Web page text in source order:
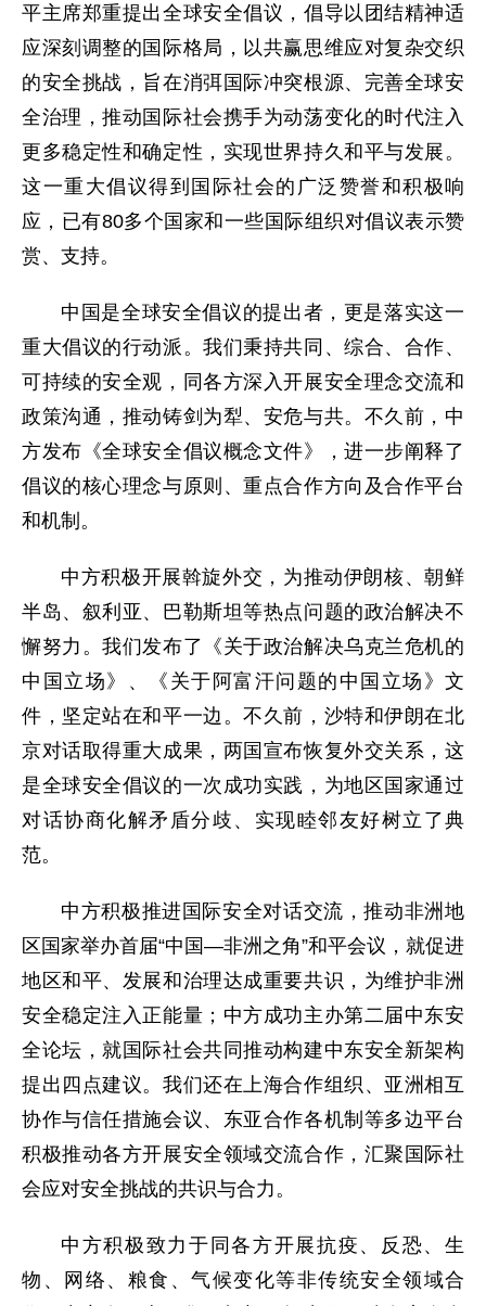
平主席郑重提出全球安全倡议，倡导以团结精神适
应深刻调整的国际格局，以共赢思维应对复杂交织
的安全挑战，旨在消弭国际冲突根源、完善全球安
全治理，推动国际社会携手为动荡变化的时代注入
更多稳定性和确定性，实现世界持久和平与发展。
这一重大倡议得到国际社会的广泛赞誉和积极响
应，已有80多个国家和一些国际组织对倡议表示赞
赏、支持。
中国是全球安全倡议的提出者，更是落实这一
重大倡议的行动派。我们秉持共同、综合、合作、
可持续的安全观，同各方深入开展安全理念交流和
政策沟通，推动铸剑为犁、安危与共。不久前，中
方发布《全球安全倡议概念文件》，进一步阐释了
倡议的核心理念与原则、重点合作方向及合作平台
和机制。
中方积极开展斡旋外交，为推动伊朗核、朝鲜
半岛、叙利亚、巴勒斯坦等热点问题的政治解决不
懈努力。我们发布了《关于政治解决乌克兰危机的
中国立场》、《关于阿富汗问题的中国立场》文
件，坚定站在和平一边。不久前，沙特和伊朗在北
京对话取得重大成果，两国宣布恢复外交关系，这
是全球安全倡议的一次成功实践，为地区国家通过
对话协商化解矛盾分歧、实现睦邻友好树立了典
范。
中方积极推进国际安全对话交流，推动非洲地
区国家举办首届“中国—非洲之角”和平会议，就促进
地区和平、发展和治理达成重要共识，为维护非洲
安全稳定注入正能量；中方成功主办第二届中东安
全论坛，就国际社会共同推动构建中东安全新架构
提出四点建议。我们还在上海合作组织、亚洲相互
协作与信任措施会议、东亚合作各机制等多边平台
积极推动各方开展安全领域交流合作，汇聚国际社
会应对安全挑战的共识与合力。
中方积极致力于同各方开展抗疫、反恐、生
物、网络、粮食、气候变化等非传统安全领域合